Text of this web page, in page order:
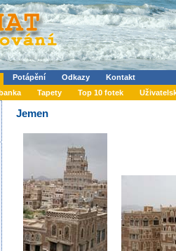
Potápění Odkazy
Kontakt
Tapety Top 10 fotek
Jemen